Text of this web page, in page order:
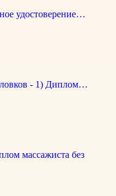
удостоверение…
- 1) Диплом…
массажиста без